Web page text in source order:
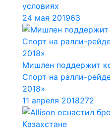
условиях
24 мая 201963
Мишлен поддержит
Спорт на ралли-
2018»
11 апреля 2018272